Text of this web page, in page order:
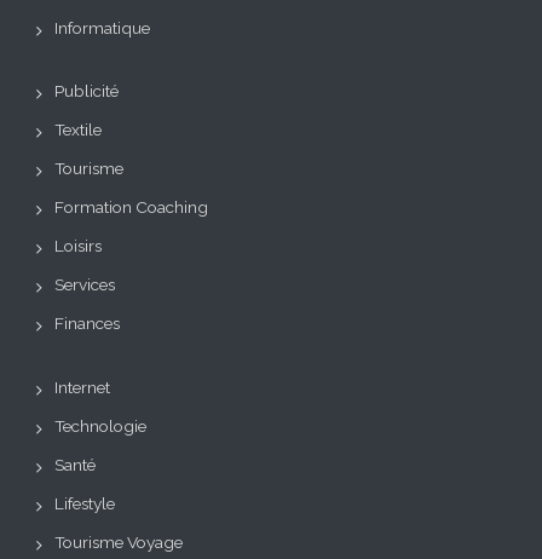
Informatique
Publicité
Textile
Tourisme
Formation Coaching
Loisirs
Services
Finances
Internet
Technologie
Santé
Lifestyle
Tourisme Voyage